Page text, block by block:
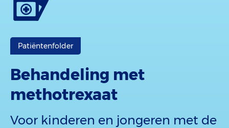
Patiëntenfolder
Behandeling met
methotrexaat
Voor kinderen en jongeren met de